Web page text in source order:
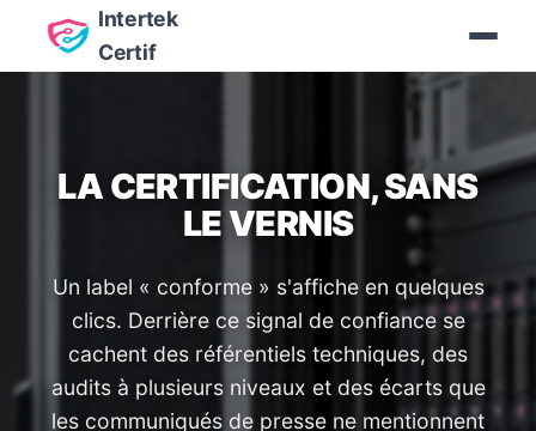
Intertek
Certif
LA CERTIFICATION, SANS
LE VERNIS
Un label « conforme » s'affiche en quelques
clics. Derrière ce signal de confiance se
cachent des référentiels techniques, des
audits à plusieurs niveaux et des écarts que
les communiqués de presse ne mentionnent